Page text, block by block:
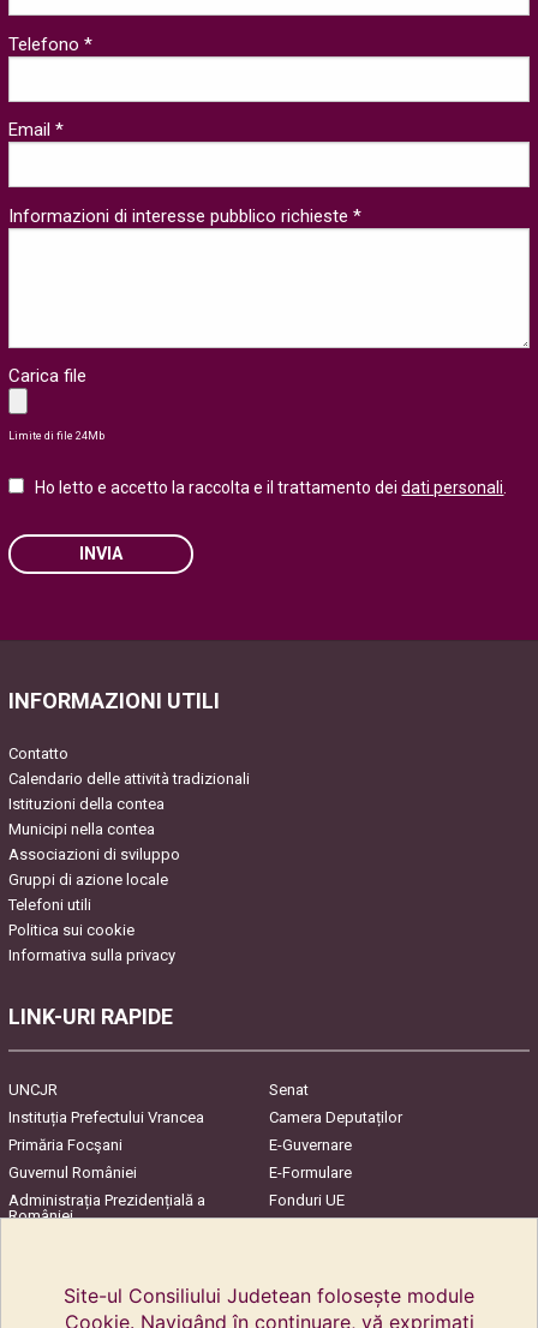
Telefono *
Email *
Informazioni di interesse pubblico richieste *
Carica file
Limite di file 24Mb
Ho letto e accetto la raccolta e il trattamento deidati personali
INVIA
INFORMAZIONI UTILI
Contatto
Calendario delle attività tradizionali
Istituzioni della contea
Municipi nella contea
Associazioni di sviluppo
Gruppi di azione locale
Telefoni utili
Politica sui cookie
Informativa sulla privacy
LINK-URI RAPIDE
UNCJR
Senat
Instituția Prefectului Vrancea
Camera Deputaților
Primăria Focşani
E-Guvernare
Guvernul României
E-Formulare
Administrația Prezidențială a
României
Fonduri UE
Site-ul Consiliului Judetean folosește module
Cookie. Navigând în continuare, vă exprimați